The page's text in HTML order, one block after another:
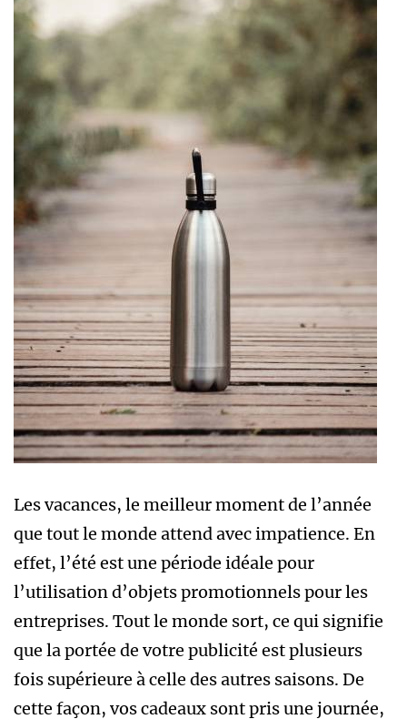
Les vacances, le meilleur moment de l’année
que tout le monde attend avec impatience. En
effet, l’été est une période idéale pour
l’utilisation d’objets promotionnels pour les
entreprises. Tout le monde sort, ce qui signifie
que la portée de votre publicité est plusieurs
fois supérieure à celle des autres saisons. De
cette façon, vos cadeaux sont pris une journée,